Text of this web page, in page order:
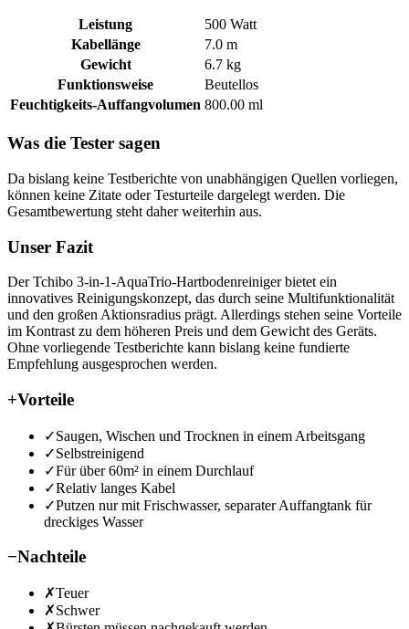
Leistung
500 Watt
Kabellänge
7.0 m
Gewicht
6.7 kg
Funktionsweise
Beutellos
Feuchtigkeits-Auffangvolumen 800.00 ml
Was die Tester sagen
Da bislang keine Testberichte von unabhängigen Quellen vorliegen,
können keine Zitate oder Testurteile dargelegt werden. Die
Gesamtbewertung steht daher weiterhin aus.
Unser Fazit
Der Tchibo 3-in-1-AquaTrio-Hartbodenreiniger bietet ein
innovatives Reinigungskonzept, das durch seine Multifunktionalität
und den großen Aktionsradius prägt. Allerdings stehen seine Vorteile
im Kontrast zu dem höheren Preis und dem Gewicht des Geräts.
Ohne vorliegende Testberichte kann bislang keine fundierte
Empfehlung ausgesprochen werden.
+Vorteile
✓Saugen, Wischen und Trocknen in einem Arbeitsgang
✓Selbstreinigend
✓Für über 60m² in einem Durchlauf
✓Relativ langes Kabel
✓Putzen nur mit Frischwasser, separater Auffangtank für
dreckiges Wasser
−Nachteile
✗Teuer
✗Schwer